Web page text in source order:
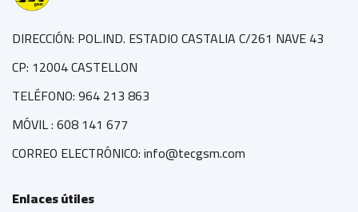
DIRECCIÓN: POL.IND. ESTADIO CASTALIA C/261 NAVE 43
CP: 12004 CASTELLON
TELÉFONO: 964 213 863
MÓVIL : 608 141 677
CORREO ELECTRÓNICO: info@tecgsm.com
Enlaces útiles